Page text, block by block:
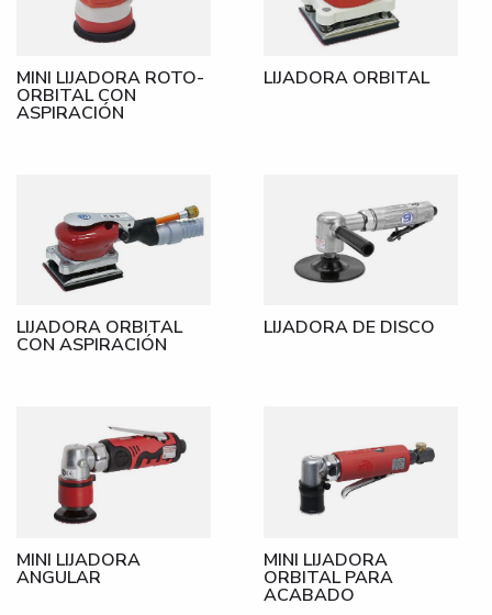
MINI LIJADORA ROTO-
ORBITAL CON
ASPIRACIÓN
LIJADORA ORBITAL
LIJADORA ORBITAL
CON ASPIRACIÓN
LIJADORA DE DISCO
MINI LIJADORA
ANGULAR
MINI LIJADORA
ORBITAL PARA
ACABADO